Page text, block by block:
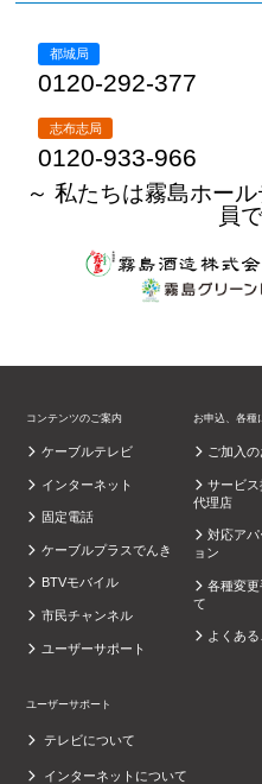
都城局
0120-292-377
志布志局
0120-933-966
～ 私たちは霧島ホー
員
コンテンツのご案内
ケーブルテレビ
インターネット
固定電話
ケーブルプラスでんき
BTVモバイル
市民チャンネル
ユーザーサポート
お申込、各種
ご加入
サービス
代理店
対応ア
ョン
各種変
て
よくあ
ユーザーサポート
テレビについて
インターネットについて